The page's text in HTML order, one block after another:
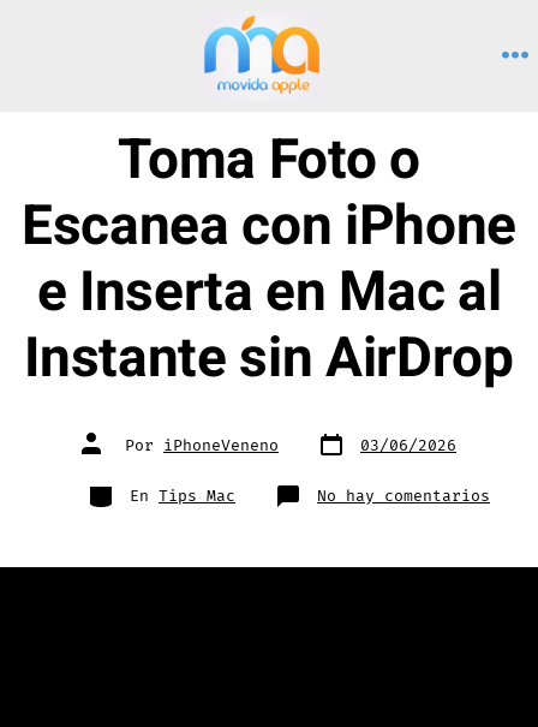
Toma Foto o
Escanea con iPhone
e Inserta en Mac al
Instante sin AirDrop
Autor
de Por iPhoneVeneno Fecha
de 03/06/2026
Categorías
En Tips Mac No hay comentarios
Toma
con